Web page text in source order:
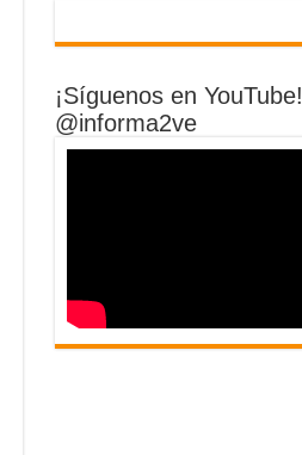
¡Síguenos en YouTube!
@informa2ve